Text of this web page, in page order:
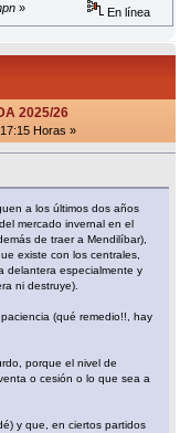
» En línea
2025/26
Horas »
a los últimos dos años
mercado invernal en el
de traer a Mendilíbar),
existe con los centrales,
delantera especialmente y
ni destruye).
(qué remedio!!, hay
porque el nivel de
o cesión o lo que sea a
y que, en ciertos partidos